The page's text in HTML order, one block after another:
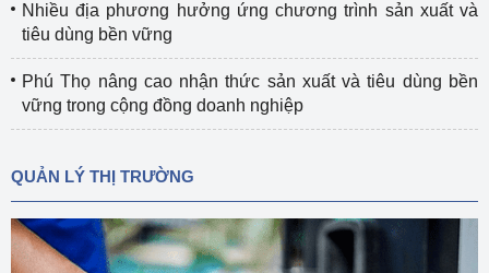
Nhiều địa phương hưởng ứng chương trình sản xuất và
tiêu dùng bền vững
Phú Thọ nâng cao nhận thức sản xuất và tiêu dùng bền
vững trong cộng đồng doanh nghiệp
QUẢN LÝ THỊ TRƯỜNG